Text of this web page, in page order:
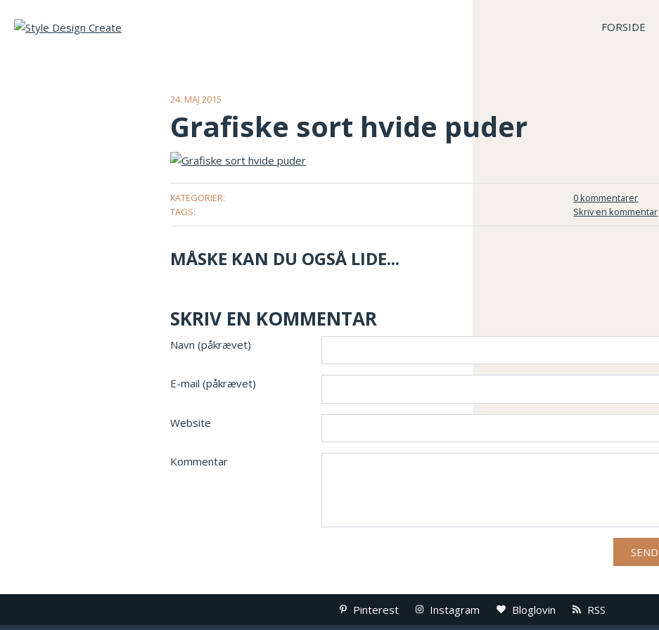
FORSIDE
24. MAJ 2015
Grafiske sort hvide puder
KATEGORIER:
TAGS:
0 kommentarer
Skriv en kommentar
MÅSKE KAN DU OGSÅ LIDE...
SKRIV EN KOMMENTAR
Navn (påkrævet)
E-mail (påkrævet)
Website
Kommentar
Pinterest Instagram Bloglovin RSS